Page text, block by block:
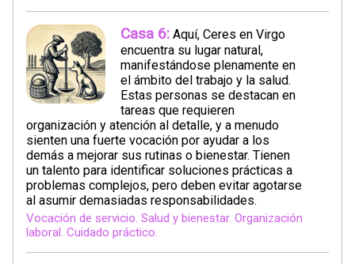
Casa 6: Aquí, Ceres en Virgo
encuentra su lugar natural,
manifestándose plenamente en
el ámbito del trabajo y la salud.
Estas personas se destacan en
tareas que requieren
organización y atención al detalle, y a menudo
sienten una fuerte vocación por ayudar a los
demás a mejorar sus rutinas o bienestar. Tienen
un talento para identificar soluciones prácticas a
problemas complejos, pero deben evitar agotarse
al asumir demasiadas responsabilidades.
Vocación de servicio. Salud y bienestar. Organización
laboral. Cuidado práctico.